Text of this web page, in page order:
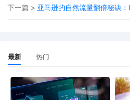
精准匹配广告组进行重点投放。
小额打法不是只开一个广告，而是用多
自动广告(侦察兵):负责探索和挖掘新
动精准广告(主力部队):使用从自动广告
下一篇 > 亚马逊的自然流量翻倍秘诀
最新 热门